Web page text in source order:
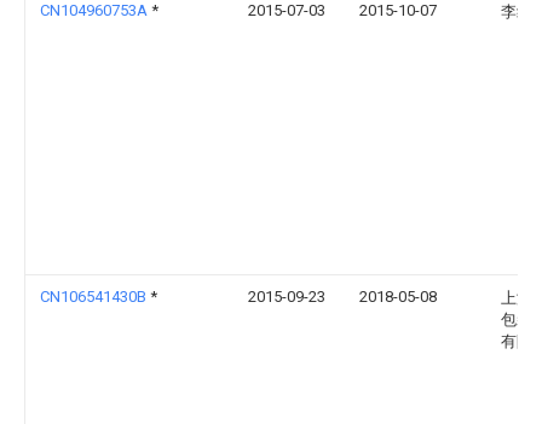
CN104960753A * 2015-07-03 2015-10-07 李红
CN106541430B * 2015-09-23 2018-05-08
上海
包装
有限